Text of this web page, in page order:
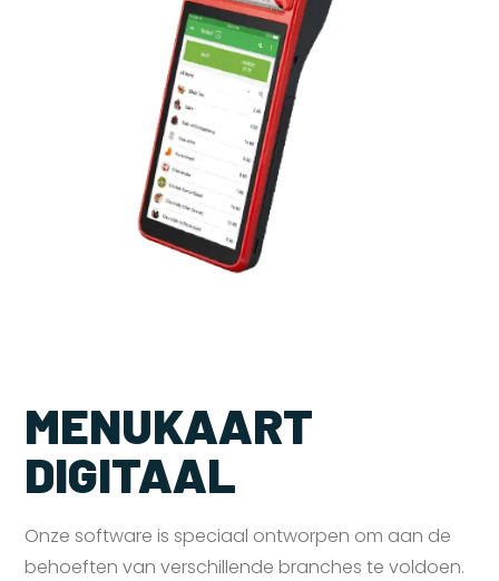
MENUKAART
DIGITAAL
Onze software is speciaal ontworpen om aan de
behoeften van verschillende branches te voldoen.